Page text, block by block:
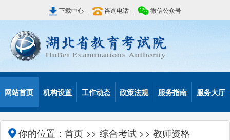
下载中心 | 咨询电话 | 微信公众号
网站首页 机构设置 工作动态 政策法规 服务指南 服务大厅
你的位置： 首页 >> 综合考试 >> 教师资格